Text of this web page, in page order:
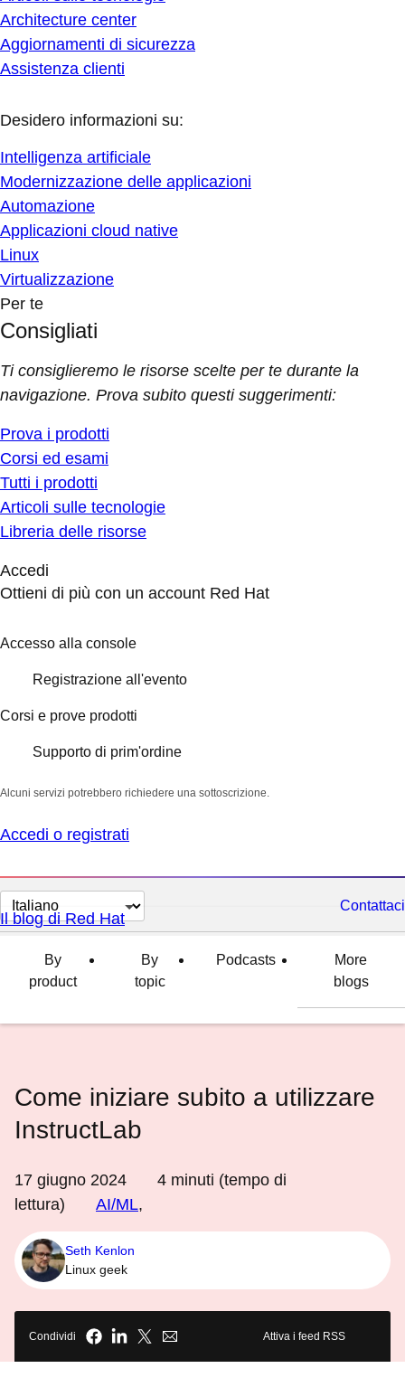
Architecture center
Aggiornamenti di sicurezza
Assistenza clienti
Desidero informazioni su:
Intelligenza artificiale
Modernizzazione delle applicazioni
Automazione
Applicazioni cloud native
Linux
Virtualizzazione
Per te
Consigliati
Ti consiglieremo le risorse scelte per te durante la
navigazione. Prova subito questi suggerimenti:
Prova i prodotti
Corsi ed esami
Tutti i prodotti
Articoli sulle tecnologie
Libreria delle risorse
Accedi
Ottieni di più con un account Red Hat
Accesso alla console
Registrazione all'evento
Corsi e prove prodotti
Supporto di prim'ordine
Alcuni servizi potrebbero richiedere una sottoscrizione.
Accedi o registrati
Cambia
lingua
Contattaci
Il blog di Red Hat
By
product
By
topic
Podcasts
More
blogs
Come iniziare subito a utilizzare
InstructLab
17 giugno 2024 4 minuti (tempo di
lettura)
AI/ML,
Seth Kenlon
Linux geek
Condividi Attiva i feed RSS